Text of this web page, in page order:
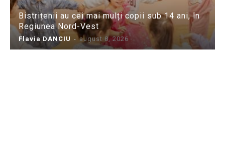
Bistrițenii au cei mai mulți copii sub 14 ani, în
Regiunea Nord-Vest
Flavia DANCIU - august 8, 2026